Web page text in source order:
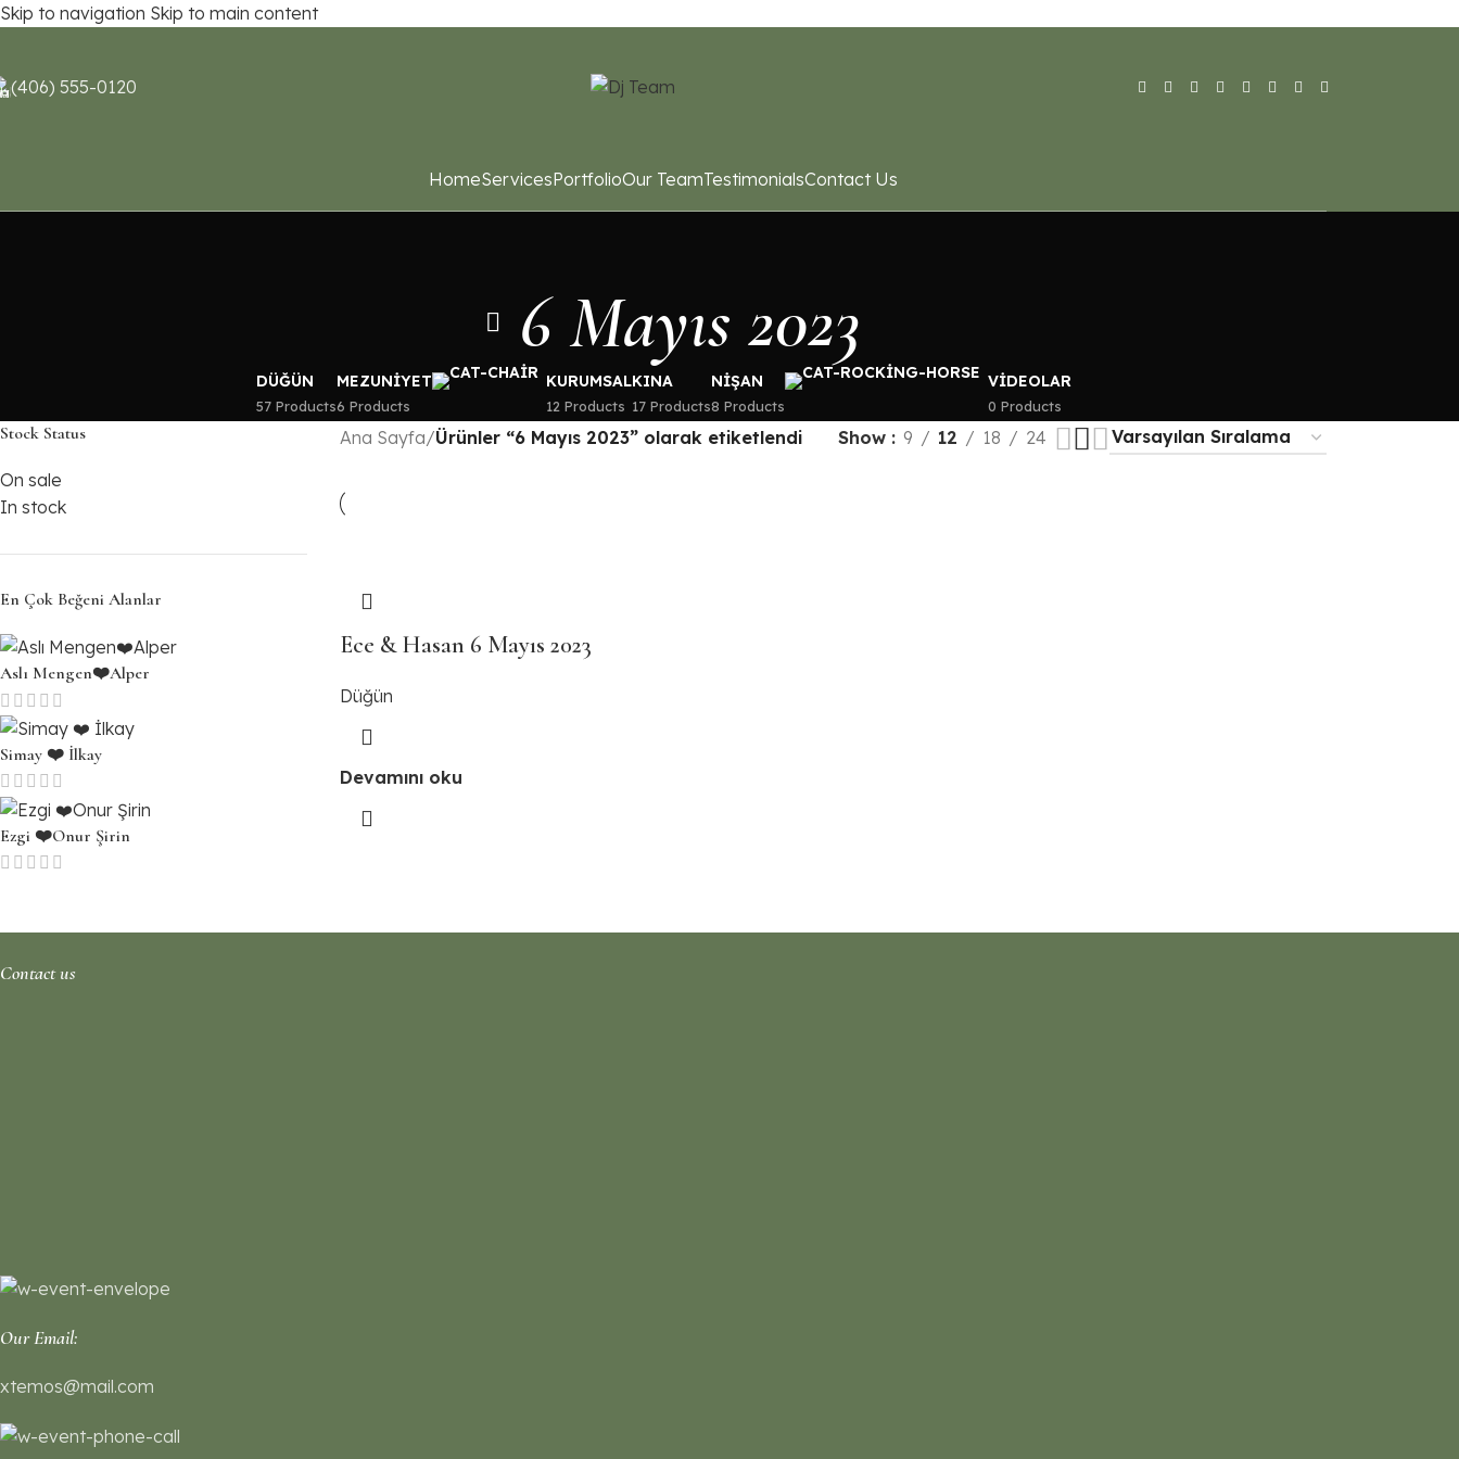
Skip to navigation Skip to main content
(406) 555-0120
HomeServicesPortfolioOur TeamTestimonialsContact Us
6 Mayıs 2023
DÜĞÜN
57 Products
MEZUNIYET
6 Products
KURUMSAL
12 Products
KINA
17 Products
NIŞAN
8 Products
VIDEOLAR
0 Products
Stock Status
On sale
In stock
En Çok Beğeni Alanlar
Aslı Mengen❤️Alper
Simay ❤️ İlkay
Ezgi ❤️Onur Şirin
Ana Sayfa/Ürünler “6 Mayıs 2023” olarak etiketlendi Show 9 12 18 24
Ece & Hasan 6 Mayıs 2023
Düğün
Devamını oku
Contact us
Our Email:
xtemos@mail.com